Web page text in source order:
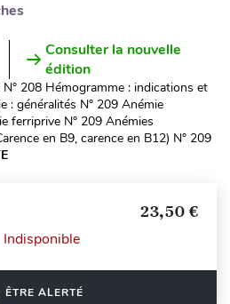
Consulter la nouvelle
édition
N° 208 Hémogramme : indications et
: généralités N° 209 Anémie
ferriprive N° 209 Anémies
en B9, carence en B12) N° 209
23,50 €
Indisponible
ÊTRE ALERTÉ